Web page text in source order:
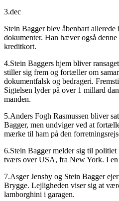
3.dec
Stein Bagger blev åbenbart
dokumenter. Han hæver også
kreditkort.
4.Stein Baggers hjem bliver
stiller sig frem og fortæller om
dokumentfalsk og bedrageri.
Sigtelsen lyder på over 1 millard
manden.
5.Anders Fogh Rasmussen bliver
Bagger, men undviger ved at
mærke til ham på den
6.Stein Bagger melder sig til
tværs over USA, fra New York. I
7.Asger Jensby og Stein Bagger
Brygge. Lejligheden viser sig at
lamborghini i garagen.